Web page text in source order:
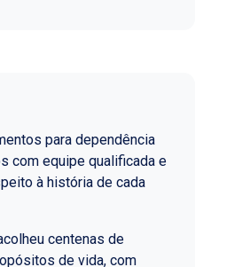
para dependência
com equipe qualificada e
à história de cada
centenas de
de vida, com